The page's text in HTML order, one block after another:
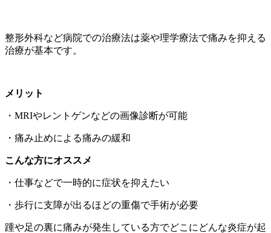
整形外科など病院での治療法は薬や理学療法で痛みを抑える
治療が基本です。
メリット
・MRIやレントゲンなどの画像診断が可能
・痛み止めによる痛みの緩和
こんな方にオススメ
・仕事などで一時的に症状を抑えたい
・歩行に支障が出るほどの重傷で手術が必要
踵や足の裏に痛みが発生している方でどこにどんな炎症が起